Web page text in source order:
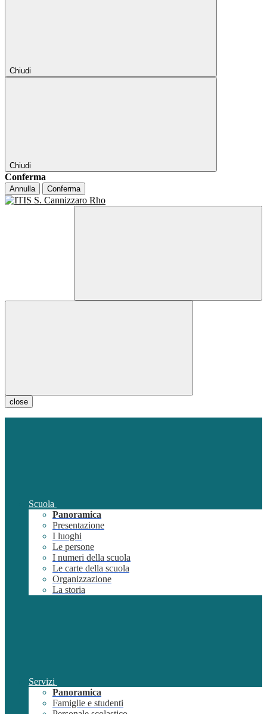
Chiudi
Chiudi
Conferma
Annulla Conferma
close
Scuola
Panoramica
Presentazione
I luoghi
Le persone
I numeri della scuola
Le carte della scuola
Organizzazione
La storia
Servizi
Panoramica
Famiglie e studenti